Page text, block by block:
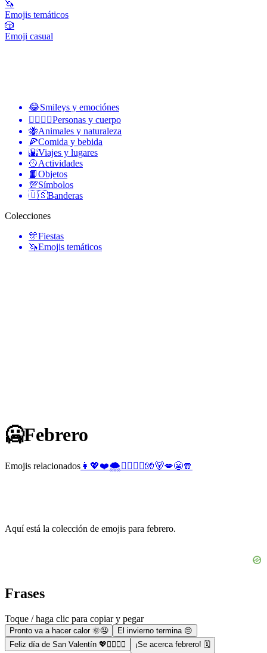
🦄
Emojis temáticos
🎲
Emoji casual
😂Smileys y emociónes
👩‍❤️‍💋‍👨Personas y cuerpo
🐝Animales y naturaleza
🍕Comida y bebida
🌇Viajes y lugares
🥎Actividades
📙Objetos
💯Símbolos
🇺🇸Banderas
Colecciones
🎊Fiestas
🦄Emojis temáticos
🥶Febrero
Emojis relacionados 👩 💖❤️🌨️ 👩‍❤️‍💋‍👨🧤🐻💋😬🧣
Aquí está la colección de emojis para febrero.
Frases
Toque / haga clic para copiar y pegar
Pronto va a hacer calor 🌞🤤
El invierno termina 😔
Feliz día de San Valentín 💖👩‍❤️‍💋‍👨
¡Se acerca febrero! 🗓